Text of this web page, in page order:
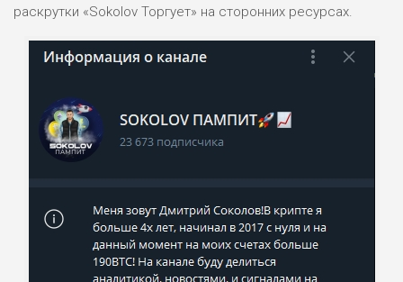
раскрутки «Sokolov Торгует» на сторонних ресурсах.